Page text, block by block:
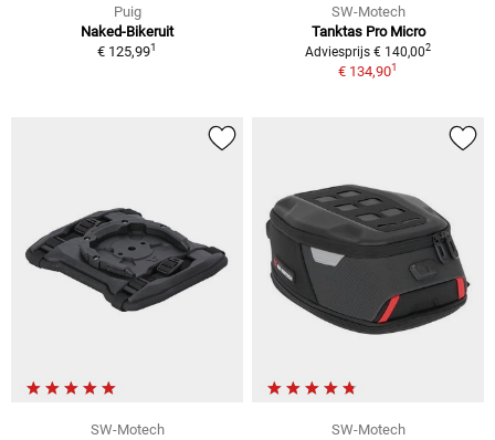
Puig
Naked-Bikeruit
€ 125,991
SW-Motech
Tanktas Pro Micro
Adviesprijs € 140,002
€ 134,901
SW-Motech
SW-Motech